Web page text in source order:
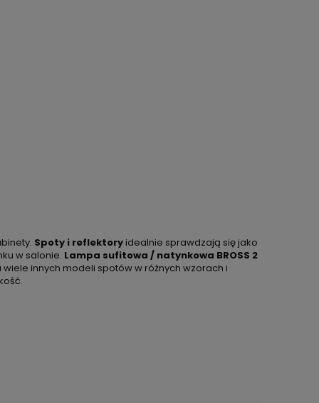
Spoty i reflektory idealnie sprawdzają się jako
w salonie. Lampa sufitowa / natynkowa BROSS 2
innych modeli spotów w różnych wzorach i